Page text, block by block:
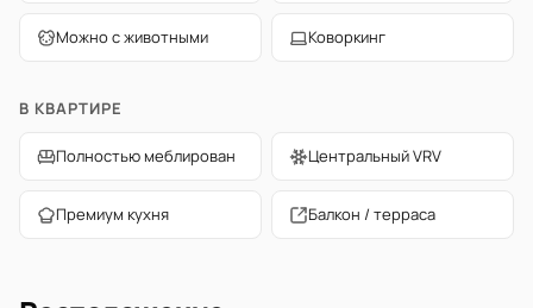
Можно с животными Коворкинг
В КВАРТИРЕ
Полностью меблирован Центральный VRV
Премиум кухня Балкон / терраса